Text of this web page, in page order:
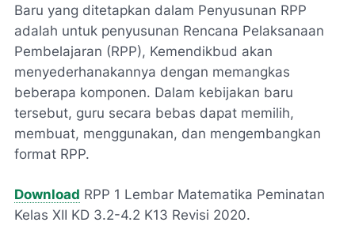
Baru yang ditetapkan dalam Penyusunan RPP
adalah untuk penyusunan Rencana Pelaksanaan
Pembelajaran (RPP), Kemendikbud akan
menyederhanakannya dengan memangkas
beberapa komponen. Dalam kebijakan baru
tersebut, guru secara bebas dapat memilih,
membuat, menggunakan, dan mengembangkan
format RPP.
Download RPP 1 Lembar Matematika Peminatan
Kelas XII KD 3.2-4.2 K13 Revisi 2020.